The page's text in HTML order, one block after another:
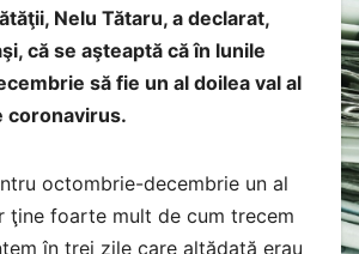
Nelu Tătaru, a declarat,
că se aşteaptă că în lunile
să fie un al doilea val al
coronavirus.
octombrie-decembrie un al
ţine foarte mult de cum trecem
în trei zile care altădată erau